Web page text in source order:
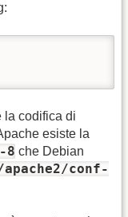
la codifica di
esiste la
8 che Debian
conf-